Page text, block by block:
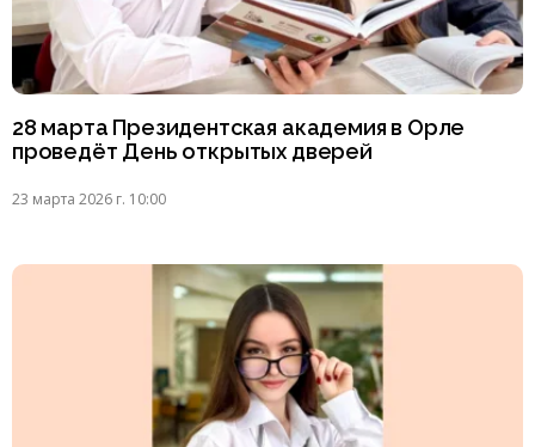
28 марта Президентская академия в Орле
проведёт День открытых дверей
23 марта 2026 г. 10:00